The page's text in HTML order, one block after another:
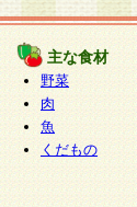
主な食材
野菜
肉
魚
くだもの